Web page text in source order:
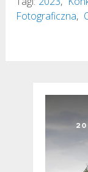
Fotograficzna,